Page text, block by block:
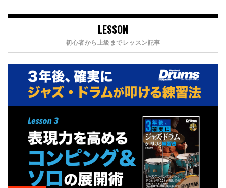
LESSON
初心者から上級までレッスン記事